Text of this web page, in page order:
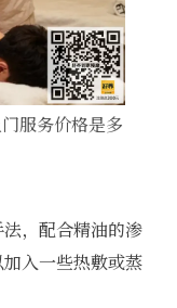
服务价格是多
，配合精油的渗
入一些热敷或蒸